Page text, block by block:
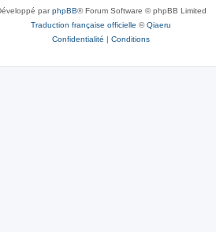
parphpBB® Forum Software © phpBB Limited
Traduction française officielle ©Qiaeru
Confidentialité | Conditions